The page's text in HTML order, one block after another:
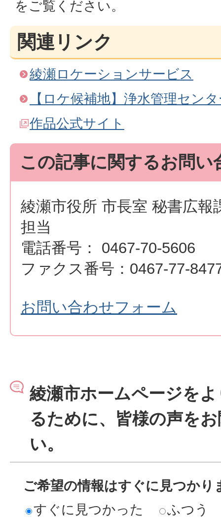
をご覧ください。
関連リンク
綾瀬ロケーションサービス
【ロケ候補地】浄水管理セン
作品公式サイト
この記事に関するお問い
綾瀬市役所 市長室 秘書広報
担当
電話番号： 0467-70-5606
ファクス番号：0467-77-
お問い合わせフォーム
綾瀬市ホームページを
るために、皆様の声を
い。
ご希望の情報はすぐに見つかり
すぐに見つかった
ふつう